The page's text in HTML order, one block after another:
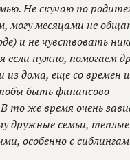
Не скучаю по
могу месяцами не
и не чувствовать
нужно, помогаем
из дома, еще со времен
быть финансово
то же время очень
дружные семьи, теплые
особенно с